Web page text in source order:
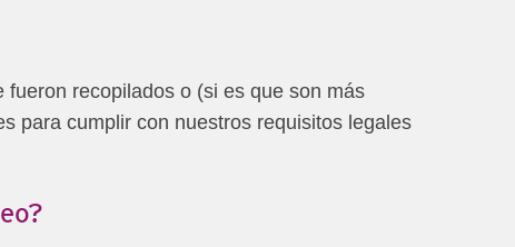
recopilados o (si es que son más
para cumplir con nuestros requisitos legales